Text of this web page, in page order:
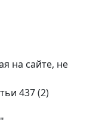
на сайте, не
437 (2)